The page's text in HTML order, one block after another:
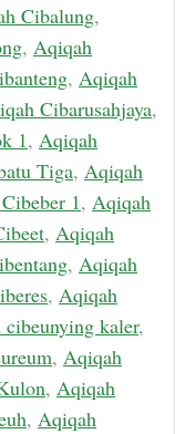
Cibalung,
, Aqiqah
, Aqiqah
Cibarusahjaya,
1, Aqiqah
Tiga, Aqiqah
1, Aqiqah
, Aqiqah
, Aqiqah
, Aqiqah
cibeunying kaler,
, Aqiqah
, Aqiqah
, Aqiqah